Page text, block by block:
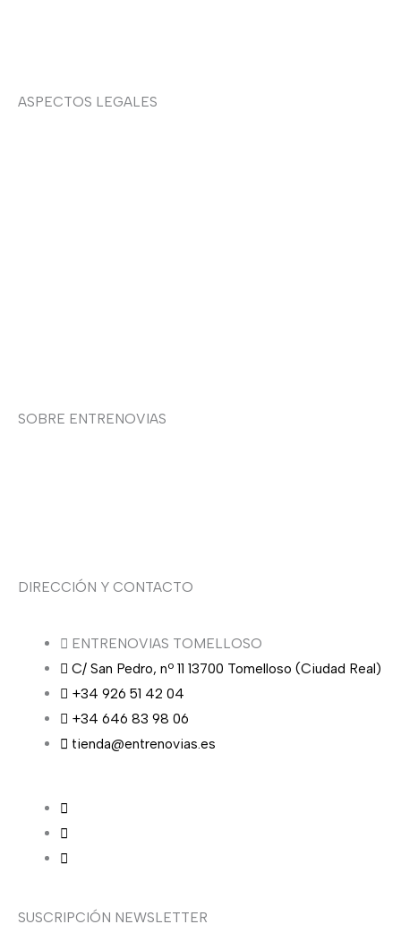
ASPECTOS LEGALES
SOBRE ENTRENOVIAS
DIRECCIÓN Y CONTACTO
ENTRENOVIAS TOMELLOSO
C/ San Pedro, nº 11 13700 Tomelloso (Ciudad Real)
+34 926 51 42 04
+34 646 83 98 06
tienda@entrenovias.es
SUSCRIPCIÓN NEWSLETTER